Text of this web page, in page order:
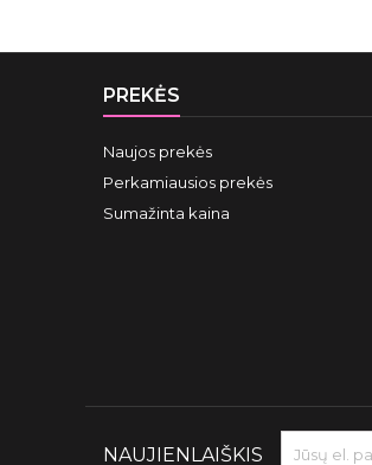
PREKĖS
Naujos prekės
Perkamiausios prekės
Sumažinta kaina
NAUJIENLAIŠKIS